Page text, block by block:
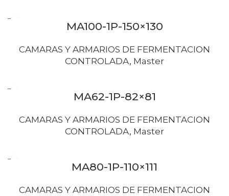
MA100-1P-150×130
CAMARAS Y ARMARIOS DE FERMENTACION
CONTROLADA, Master
MA62-1P-82×81
CAMARAS Y ARMARIOS DE FERMENTACION
CONTROLADA, Master
MA80-1P-110×111
CAMARAS Y ARMARIOS DE FERMENTACION